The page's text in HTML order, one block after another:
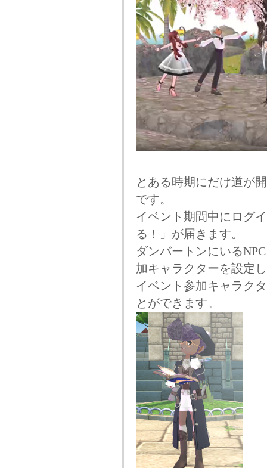
とある時期にだけ道が
です。
イベント期間中にログ
る！」が届きます。
ダンバートンにいる
加キャラクターを設定
イベント参加キャラク
とができます。